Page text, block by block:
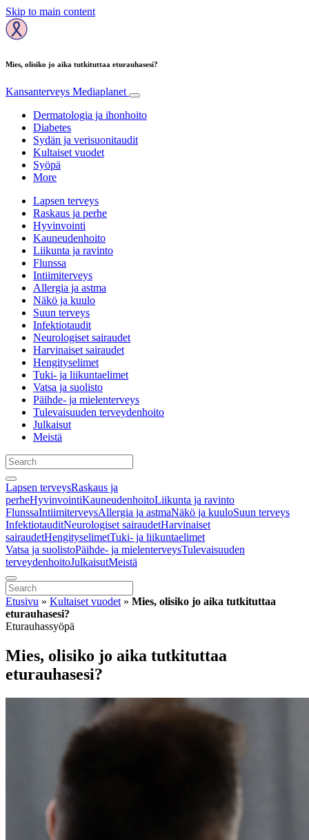
Skip to main content
Mies, olisiko jo aika tutkituttaa eturauhasesi?
Kansanterveys Mediaplanet
Dermatologia ja ihonhoito
Diabetes
Sydän ja verisuonitaudit
Kultaiset vuodet
Syöpä
More
Lapsen terveys
Raskaus ja perhe
Hyvinvointi
Kauneudenhoito
Liikunta ja ravinto
Flunssa
Intiimiterveys
Allergia ja astma
Näkö ja kuulo
Suun terveys
Infektiotaudit
Neurologiset sairaudet
Harvinaiset sairaudet
Hengityselimet
Tuki- ja liikuntaelimet
Vatsa ja suolisto
Päihde- ja mielenterveys
Tulevaisuuden terveydenhoito
Julkaisut
Meistä
Lapsen terveysRaskaus ja
perheHyvinvointiKauneudenhoitoLiikunta ja ravinto
FlunssaIntiimiterveysAllergia ja astmaNäkö ja kuuloSuun terveys
InfektiotauditNeurologiset sairaudetHarvinaiset
sairaudetHengityselimetTuki- ja liikuntaelimet
Vatsa ja suolistoPäihde- ja mielenterveysTulevaisuuden
terveydenhoitoJulkaisutMeistä
Etusivu » Kultaiset vuodet » Mies, olisiko jo aika tutkituttaa
eturauhasesi?
Eturauhassyöpä
Mies, olisiko jo aika tutkituttaa
eturauhasesi?